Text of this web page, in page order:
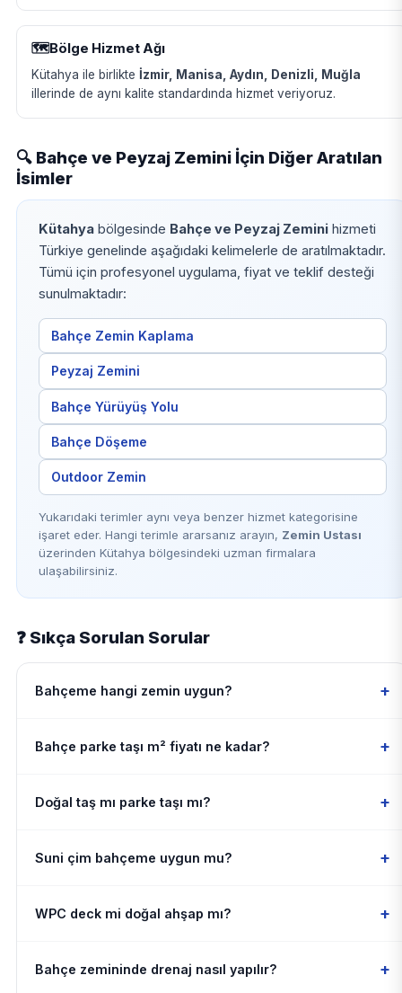
🗺️Bölge Hizmet Ağı
Kütahya ile birlikte İzmir, Manisa, Aydın, Denizli, Muğla
illerinde de aynı kalite standardında hizmet veriyoruz.
🔍 Bahçe ve Peyzaj Zemini İçin Diğer Aratılan
İsimler
Kütahyabölgesinde Bahçe ve Peyzaj Zeminihizmeti
Türkiye genelinde aşağıdaki kelimelerle de aratılmaktadır.
Tümü için profesyonel uygulama, fiyat ve teklif desteği
sunulmaktadır:
Bahçe Zemin Kaplama
Peyzaj Zemini
Bahçe Yürüyüş Yolu
Bahçe Döşeme
Outdoor Zemin
Yukarıdaki terimler aynı veya benzer hizmet kategorisine
işaret eder. Hangi terimle ararsanız arayın, Zemin Ustası
üzerinden Kütahya bölgesindeki uzman firmalara
ulaşabilirsiniz.
❓ Sıkça Sorulan Sorular
Bahçeme hangi zemin uygun? +
Bahçe parke taşı m² fiyatı ne kadar? +
Doğal taş mı parke taşı mı? +
Suni çim bahçeme uygun mu? +
WPC deck mi doğal ahşap mı? +
Bahçe zemininde drenaj nasıl yapılır? +